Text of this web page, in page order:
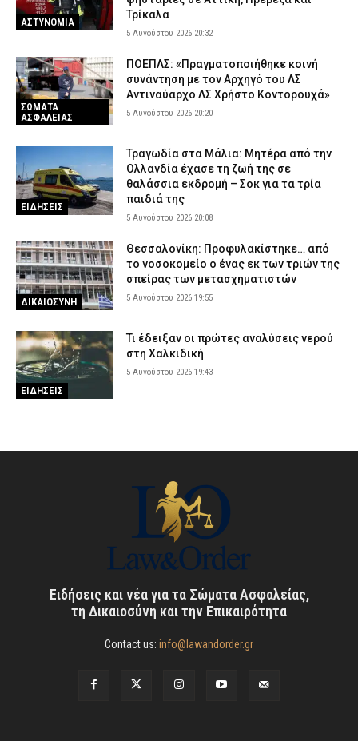
ΑΣΤΥΝΟΜΙΑ
Τρίκαλα
5 Αυγούστου 2026 20:32
ΣΩΜΑΤΑ
ΑΣΦΑΛΕΙΑΣ
ΠΟΕΠΛΣ: «Πραγματοποιήθηκε κοινή
συνάντηση με τον Αρχηγό του ΛΣ
Αντιναύαρχο ΛΣ Χρήστο Κοντορουχά»
5 Αυγούστου 2026 20:20
ΕΙΔΗΣΕΙΣ
Τραγωδία στα Μάλια: Μητέρα από την
Ολλανδία έχασε τη ζωή της σε
θαλάσσια εκδρομή – Σοκ για τα τρία
παιδιά της
5 Αυγούστου 2026 20:08
ΔΙΚΑΙΟΣΥΝΗ
Θεσσαλονίκη: Προφυλακίστηκε… από
το νοσοκομείο ο ένας εκ των τριών της
σπείρας των μετασχηματιστών
5 Αυγούστου 2026 19:55
ΕΙΔΗΣΕΙΣ
Τι έδειξαν οι πρώτες αναλύσεις νερού
στη Χαλκιδική
5 Αυγούστου 2026 19:43
Ειδήσεις και νέα για τα Σώματα Ασφαλείας,
τη Δικαιοσύνη και την Επικαιρότητα
Contact us: info@lawandorder.gr